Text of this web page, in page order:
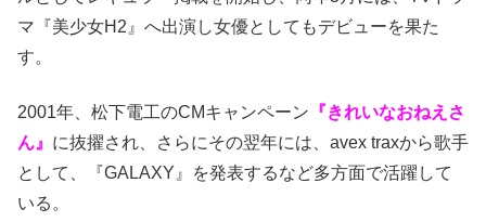
マ『美少女H2』へ出演し女優としてもデビューを果た
す。
2001年、松下電工のCMキャンペーン 『きれいなおねえさ
ん』 に抜擢され、さらにその翌年には、avex traxから歌手
として、『GALAXY』を発表するなど多方面で活躍して
いる。